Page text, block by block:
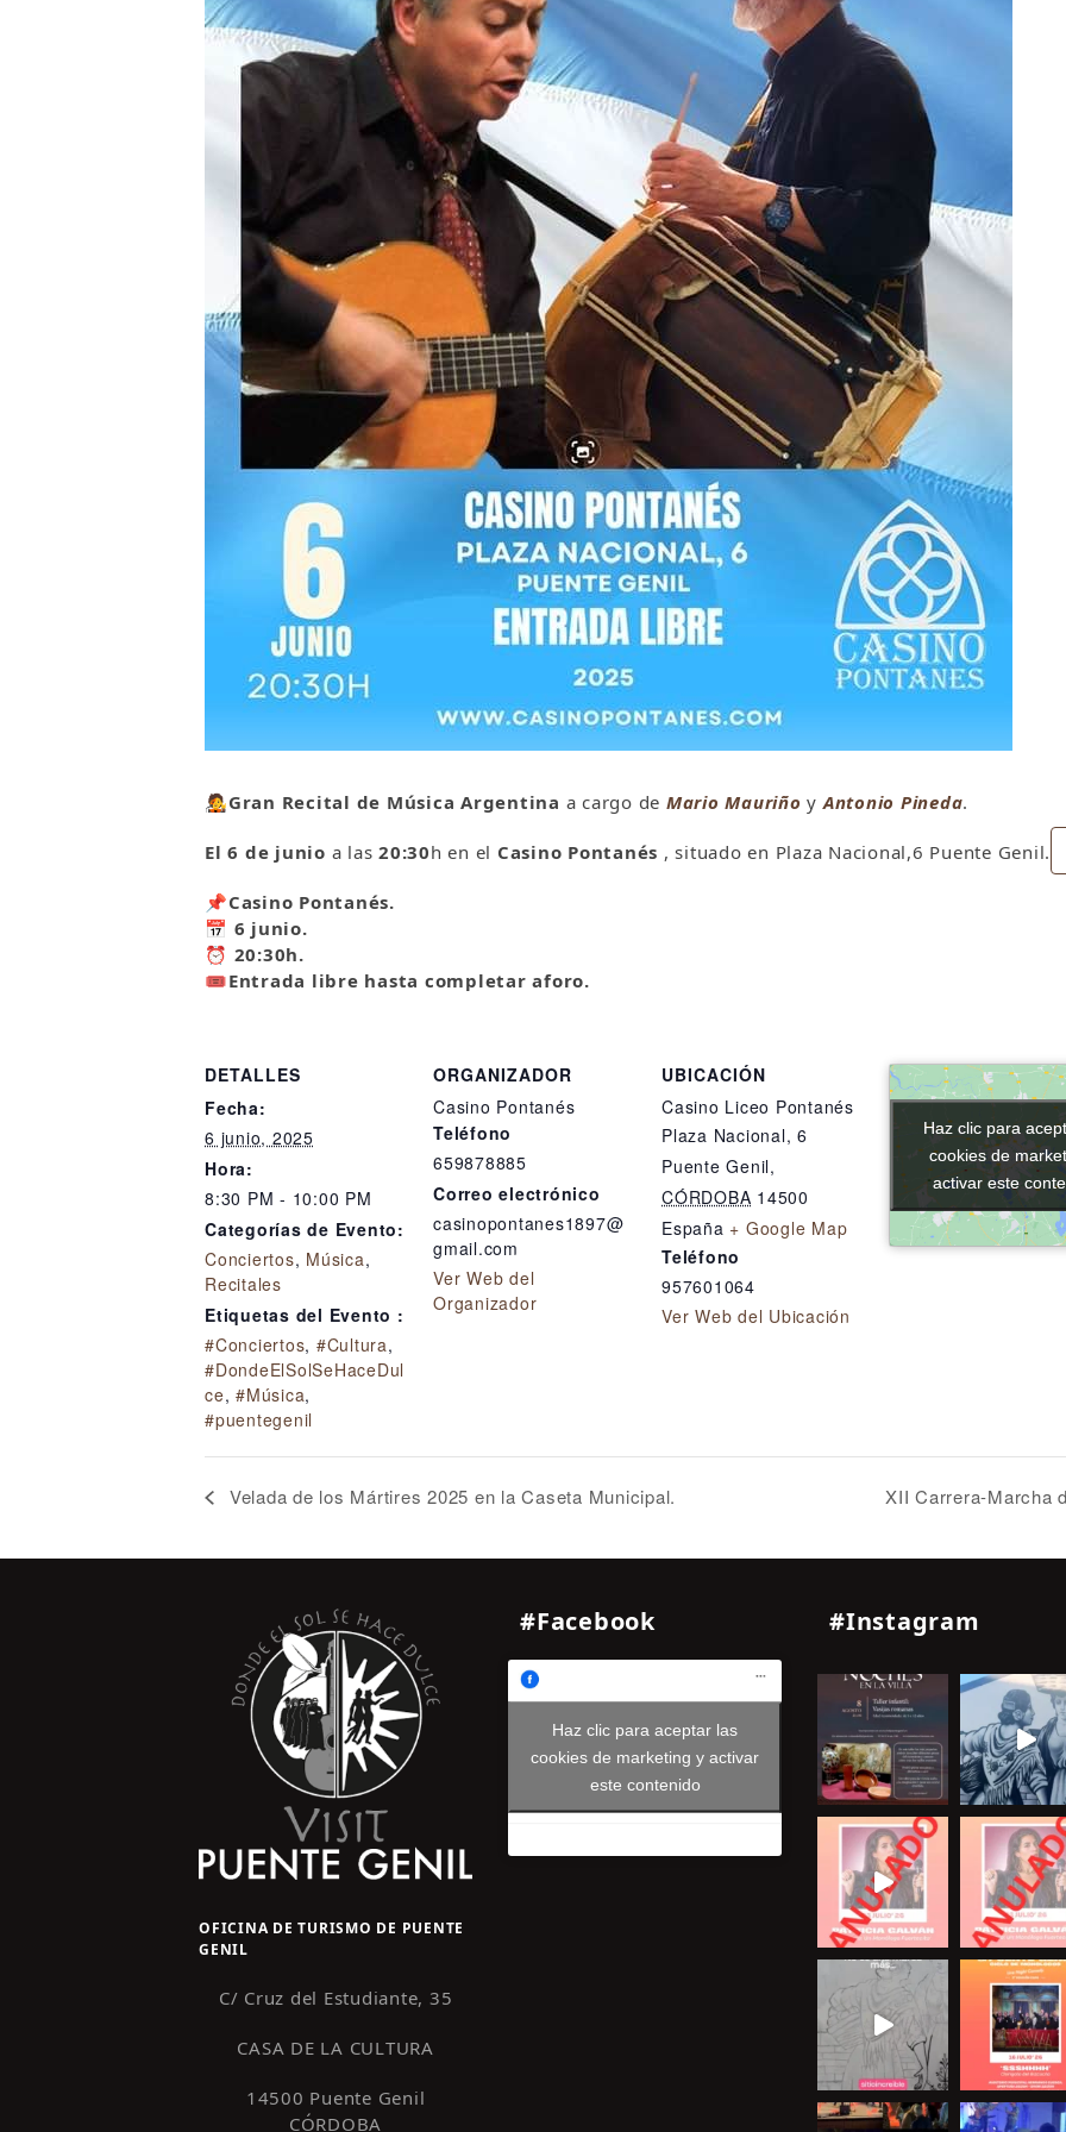
🧑‍🎤Gran Recital de Música Argentina a cargo de Mario Mauriño yAntonio Pineda.
El 6 de junio a las 20:30h en el Casino Pontanés , situado en Plaza Nacional,6 Puente Genil.
📌Casino Pontanés.
📅 6 junio.
⏰ 20:30h.
🎟Entrada libre hasta completar aforo.
DETALLES
Fecha:
6 junio, 2025
Hora:
8:30 PM - 10:00 PM
Categorías de Evento:
Conciertos, Música,
Recitales
Etiquetas del Evento :
#Conciertos, #Cultura,
#DondeElSolSeHaceDul
ce, #Música,
#puentegenil
ORGANIZADOR
Casino Pontanés
Teléfono
659878885
Correo electrónico
casinopontanes1897@
gmail.com
Ver Web del
Organizador
UBICACIÓN
Casino Liceo Pontanés
Plaza Nacional, 6
Puente Genil,
CÓRDOBA 14500
España + Google Map
Teléfono
957601064
Ver Web del Ubicación
Haz clic para
cookies de
activar este
Haz clic para
cookies de
activar este
Velada de los Mártires 2025 en la Caseta Municipal. XII Carrera-Marcha
OFICINA DE TURISMO DE PUENTE
GENIL
C/ Cruz del Estudiante, 35
CASA DE LA CULTURA
14500 Puente Genil
CÓRDOBA
#Facebook
Haz clic para aceptar las
cookies de marketing y activar
este contenido
#Instagram